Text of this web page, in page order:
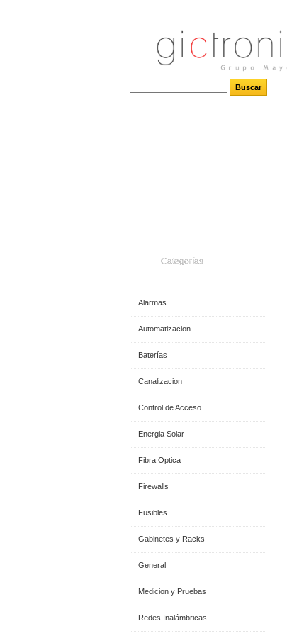
Categorías
Alarmas
Automatizacion
Baterías
Canalizacion
Control de Acceso
Energia Solar
Fibra Optica
Firewalls
Fusibles
Gabinetes y Racks
General
Medicion y Pruebas
Redes Inalámbricas